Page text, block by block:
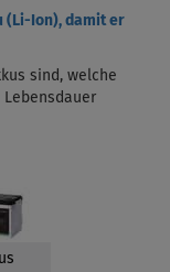
(Li-Ion), damit er
sind, welche